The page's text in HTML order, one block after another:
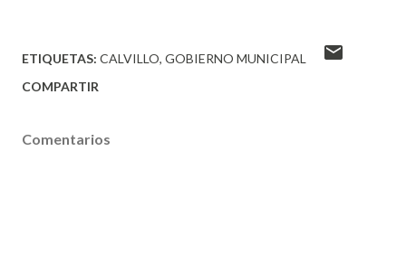
ETIQUETAS: CALVILLO GOBIERNO MUNICIPAL
COMPARTIR
Comentarios